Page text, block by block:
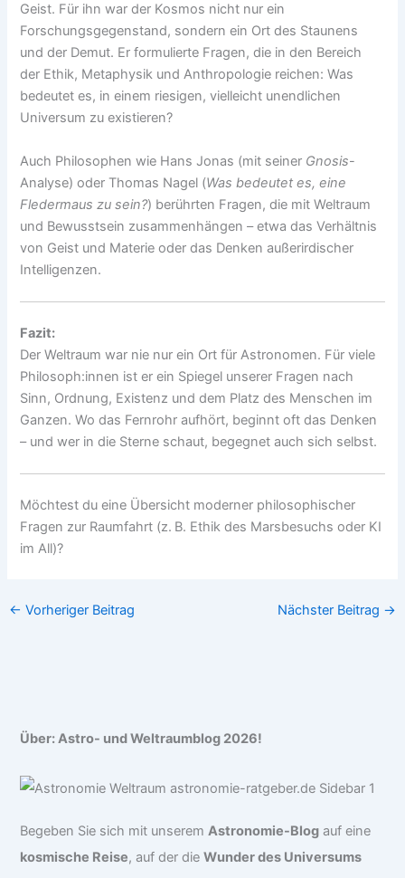
Geist. Für ihn war der Kosmos nicht nur ein
Forschungsgegenstand, sondern ein Ort des Staunens
und der Demut. Er formulierte Fragen, die in den Bereich
der Ethik, Metaphysik und Anthropologie reichen: Was
bedeutet es, in einem riesigen, vielleicht unendlichen
Universum zu existieren?
Auch Philosophen wie Hans Jonas (mit seiner Gnosis-
Analyse) oder Thomas Nagel (Was bedeutet es, eine
Fledermaus zu sein?) berührten Fragen, die mit Weltraum
und Bewusstsein zusammenhängen – etwa das Verhältnis
von Geist und Materie oder das Denken außerirdischer
Intelligenzen.
Fazit:
Der Weltraum war nie nur ein Ort für Astronomen. Für viele
Philosoph:innen ist er ein Spiegel unserer Fragen nach
Sinn, Ordnung, Existenz und dem Platz des Menschen im
Ganzen. Wo das Fernrohr aufhört, beginnt oft das Denken
– und wer in die Sterne schaut, begegnet auch sich selbst.
Möchtest du eine Übersicht moderner philosophischer
Fragen zur Raumfahrt (z. B. Ethik des Marsbesuchs oder KI
im All)?
← Vorheriger Beitrag Nächster Beitrag →
Über: Astro- und Weltraumblog 2026!
Begeben Sie sich mit unseremAstronomie-Blog auf eine
kosmische Reise, auf der dieWunder des Universums